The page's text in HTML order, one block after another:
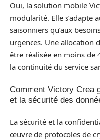
Oui, la solution mobile
modularité. Elle s’adapte
saisonniers qu’aux
urgences. Une allocation
être réalisée en moins de
la continuité du service
Comment Victory Crea
et la sécurité des
La sécurité et la
œuvre de protocoles de